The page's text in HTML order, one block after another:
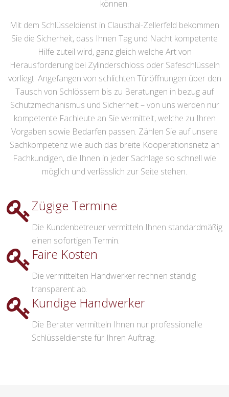
können.
Mit dem Schlüsseldienst in Clausthal-Zellerfeld bekommen
Sie die Sicherheit, dass Ihnen Tag und Nacht kompetente
Hilfe zuteil wird, ganz gleich welche Art von
Herausforderung bei Zylinderschloss oder Safeschlüsseln
vorliegt. Angefangen von schlichten Türöffnungen über den
Tausch von Schlössern bis zu Beratungen in bezug auf
Schutzmechanismus und Sicherheit – von uns werden nur
kompetente Fachleute an Sie vermittelt, welche zu Ihren
Vorgaben sowie Bedarfen passen. Zählen Sie auf unsere
Sachkompetenz wie auch das breite Kooperationsnetz an
Fachkundigen, die Ihnen in jeder Sachlage so schnell wie
möglich und verlässlich zur Seite stehen.
Zügige Termine
Die Kundenbetreuer vermitteln Ihnen standardmäßig
einen sofortigen Termin.
Faire Kosten
Die vermittelten Handwerker rechnen ständig
transparent ab.
Kundige Handwerker
Die Berater vermitteln Ihnen nur professionelle
Schlüsseldienste für Ihren Auftrag.